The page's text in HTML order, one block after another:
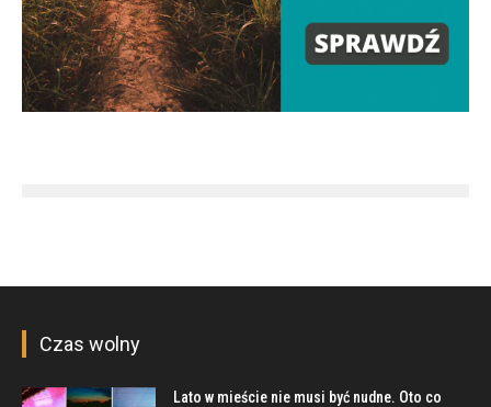
Czas wolny
Lato w mieście nie musi być nudne. Oto co